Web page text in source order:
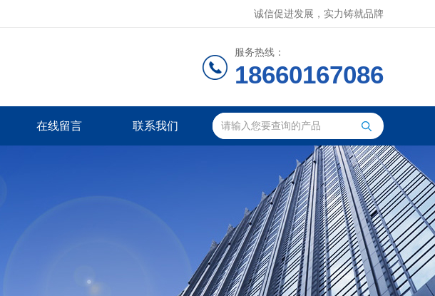
诚信促进发展，实力铸就品牌
服务热线：
18660167086
在线留言 联系我们